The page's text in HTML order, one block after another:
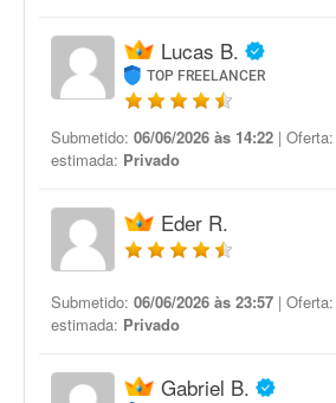
Lucas B.
TOP FREELANCER
Submetido: 06/06/2026 às 14:22 | Oferta:
estimada: Privado
Eder R.
Submetido: 06/06/2026 às 23:57 | Oferta:
estimada: Privado
Gabriel B.